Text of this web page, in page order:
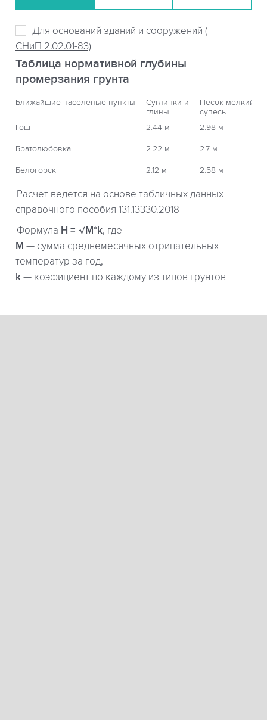
Для оснований зданий и сооружений (
СНиП 2.02.01-83)
Таблица нормативной глубины
промерзания грунта
Ближайшие населеные пункты
Суглинки и
глины
Песок мелкий,
супесь
Гош
2.44 м 2.98 м
Братолюбовка 2.22 м 2.7 м
Белогорск 2.12 м 2.58 м
Расчет ведется на основе табличных данных
справочного пособия 131.13330.2018
Формула H = √M*k, где
М — сумма среднемесячных отрицательных
температур за год,
k — коэфициент по каждому из типов грунтов